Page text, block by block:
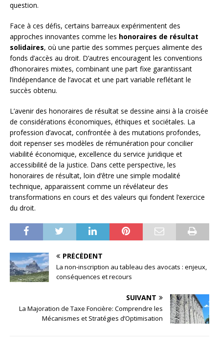
question.
Face à ces défis, certains barreaux expérimentent des
approches innovantes comme les honoraires de résultat
solidaires, où une partie des sommes perçues alimente des
fonds d’accès au droit. D’autres encouragent les conventions
d’honoraires mixtes, combinant une part fixe garantissant
l’indépendance de l’avocat et une part variable reflétant le
succès obtenu.
L’avenir des honoraires de résultat se dessine ainsi à la croisée
de considérations économiques, éthiques et sociétales. La
profession d’avocat, confrontée à des mutations profondes,
doit repenser ses modèles de rémunération pour concilier
viabilité économique, excellence du service juridique et
accessibilité de la justice. Dans cette perspective, les
honoraires de résultat, loin d’être une simple modalité
technique, apparaissent comme un révélateur des
transformations en cours et des valeurs qui fondent l’exercice
du droit.
PRÉCÉDENT
La non-inscription au tableau des avocats : enjeux,
conséquences et recours
SUIVANT
La Majoration de Taxe Foncière: Comprendre les
Mécanismes et Stratégies d’Optimisation